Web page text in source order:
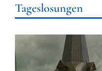
Tageslosungen